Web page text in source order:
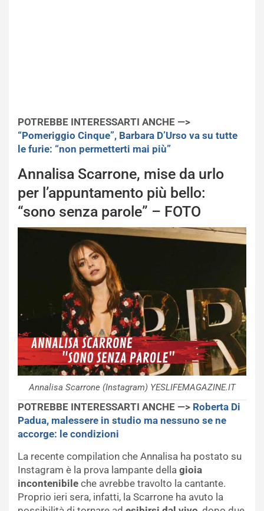
POTREBBE INTERESSARTI ANCHE —>
“Pomeriggio Cinque”, Barbara D’Urso va su tutte
le furie: “non permetterti mai più”
Annalisa Scarrone, mise da urlo
per l’appuntamento più bello:
“sono senza parole” – FOTO
Annalisa Scarrone (Instagram) YESLIFEMAGAZINE.IT
POTREBBE INTERESSARTI ANCHE —> Roberta Di
Padua, malessere in studio ma nessuno se ne
accorge: le condizioni
La recente compilation che Annalisa ha postato su
Instagram è la prova lampante della gioia
incontenibile che avrebbe travolto la cantante.
Proprio ieri sera, infatti, la Scarrone ha avuto la